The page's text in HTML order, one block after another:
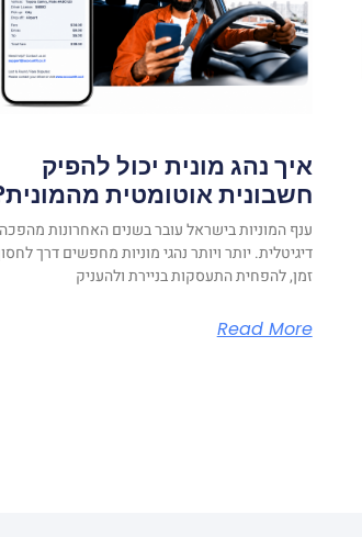
איך נהג מונית יכול להפיק
חשבונית אוטומטית
ענף המוניות בישראל עובר בשנים האחרונות מהפכה
דיגיטלית. יותר ויותר נהגי מוניות מחפשים דרך
זמן, להפחית התעסקות בניירת ולהעניק
Read More